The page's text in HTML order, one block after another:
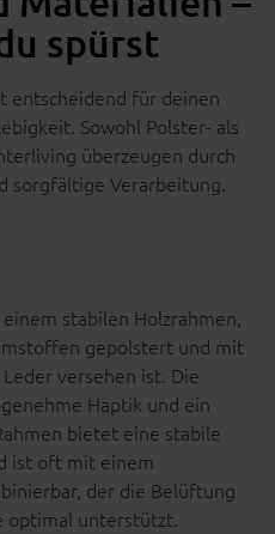
spürst
entscheidend für deinen
Sowohl Polster- als
überzeugen durch
sorgfältige Verarbeitung.
stabilen Holzrahmen,
gepolstert und mit
versehen ist. Die
Haptik und ein
bietet eine stabile
ist oft mit einem
der die Belüftung
optimal unterstützt.